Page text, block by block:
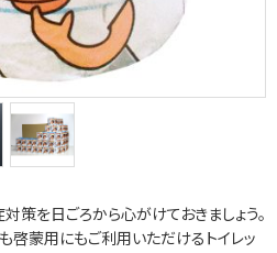
策を日ごろから心がけておきましょう。
啓蒙用にもご利用いただけるトイレッ